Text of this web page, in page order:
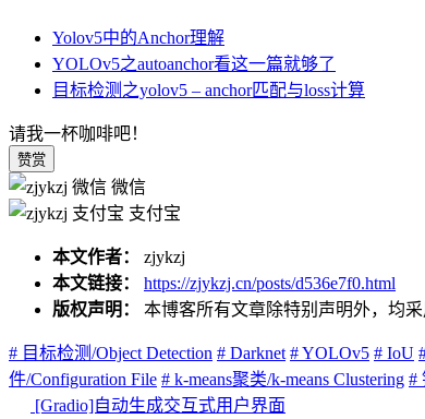
Yolov5中的Anchor理解
YOLOv5之autoanchor看这一篇就够了
目标检测之yolov5 – anchor匹配与loss计算
请我一杯咖啡吧！
赞赏
微信
支付宝
本文作者： zjykzj
本文链接：
https://zjykzj.cn/posts/d536e7f0.html
版权声明： 本博客所有文章除特别声明外，均采
# 目标检测/Object Detection # Darknet # YOLOv5 # IoU
件/Configuration File # k-means聚类/k-means Clustering #
[Gradio]自动生成交互式用户界面